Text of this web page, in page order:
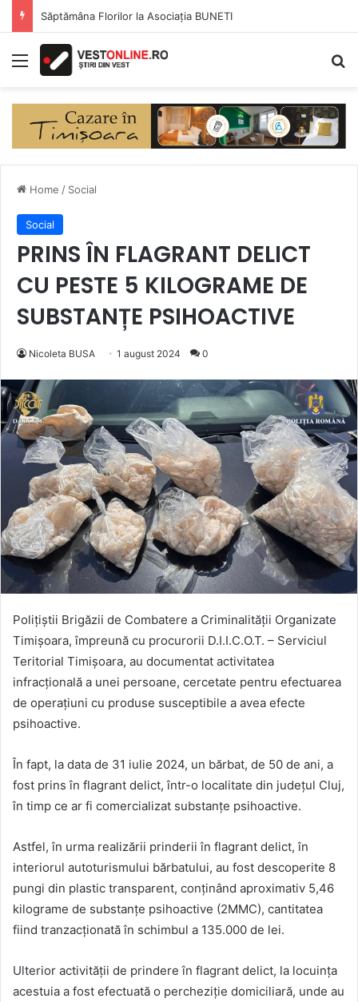
Săptămâna Florilor la Asociația BUNETI
Menu
Home / Social
Social
PRINS ÎN FLAGRANT DELICT
CU PESTE 5 KILOGRAME DE
SUBSTANȚE PSIHOACTIVE
Nicoleta BUSA 1 august 2024 0
Polițiștii Brigăzii de Combatere a Criminalității Organizate
Timișoara, împreună cu procurorii D.I.I.C.O.T. – Serviciul
Teritorial Timișoara, au documentat activitatea
infracțională a unei persoane, cercetate pentru efectuarea
de operațiuni cu produse susceptibile a avea efecte
psihoactive.
În fapt, la data de 31 iulie 2024, un bărbat, de 50 de ani, a
fost prins în flagrant delict, într-o localitate din județul Cluj,
în timp ce ar fi comercializat substanțe psihoactive.
Astfel, în urma realizării prinderii în flagrant delict, în
interiorul autoturismului bărbatului, au fost descoperite 8
pungi din plastic transparent, conținând aproximativ 5,46
kilograme de substanțe psihoactive (2MMC), cantitatea
fiind tranzacționată în schimbul a 135.000 de lei.
Ulterior activității de prindere în flagrant delict, la locuința
acestuia a fost efectuată o percheziție domiciliară, unde au